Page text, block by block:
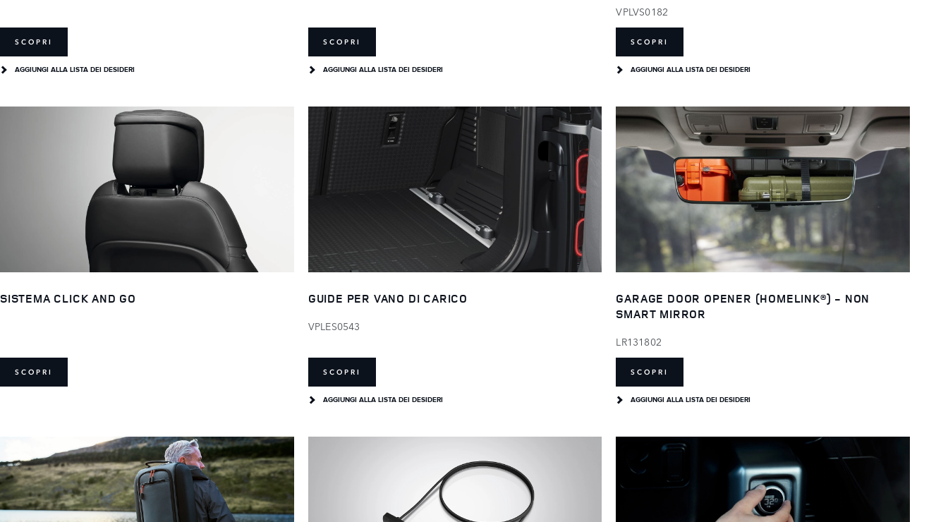
SCOPRI
AGGIUNGI ALLA LISTA DEI DESIDERI
SCOPRI
AGGIUNGI ALLA LISTA DEI DESIDERI
VPLVS0182
SCOPRI
AGGIUNGI ALLA LISTA DEI DESIDERI
SISTEMA CLICK AND GO
SCOPRI
GUIDE PER VANO DI CARICO
VPLES0543
SCOPRI
AGGIUNGI ALLA LISTA DEI DESIDERI
GARAGE DOOR OPENER (HOMELINK®) - NON
SMART MIRROR
LR131802
SCOPRI
AGGIUNGI ALLA LISTA DEI DESIDERI